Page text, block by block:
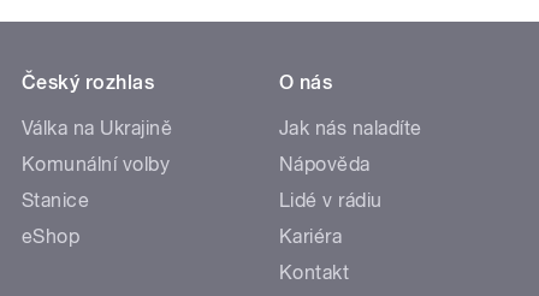
Český rozhlas
Válka na Ukrajině
Komunální volby
Stanice
eShop
O nás
Jak nás naladíte
Nápověda
Lidé v rádiu
Kariéra
Kontakt